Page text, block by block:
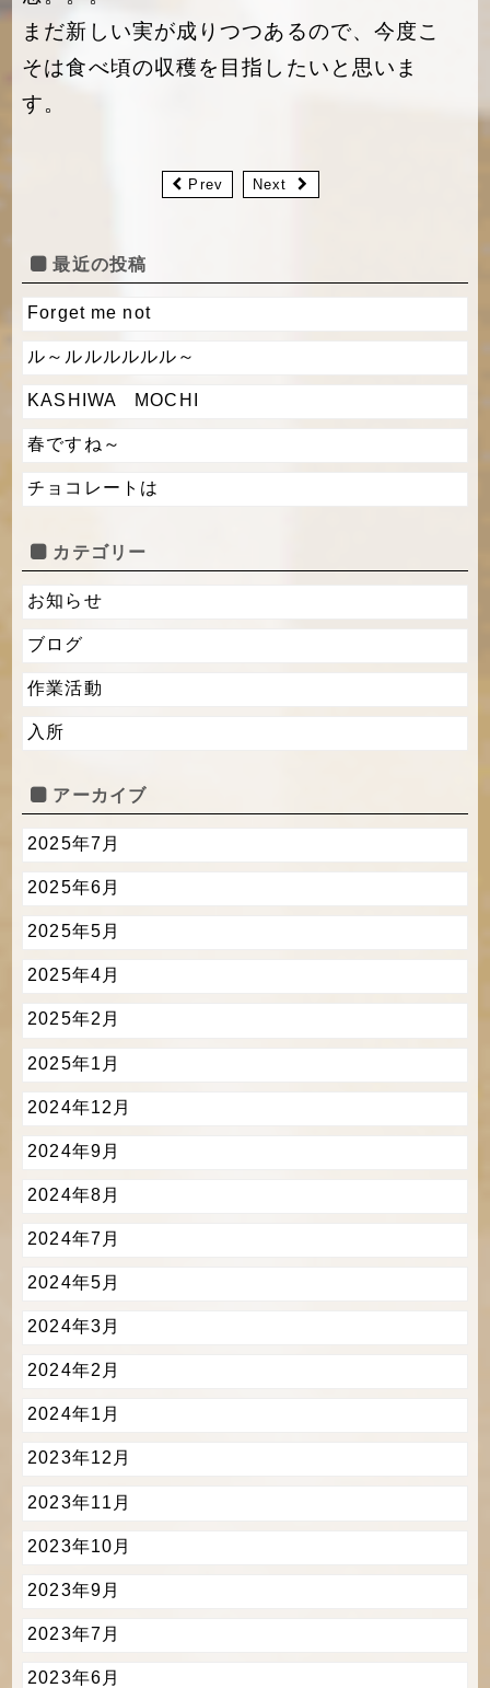
まだ新しい実が成りつつあるので、今度こ
そは食べ頃の収穫を目指したいと思いま
す。
Prev Next
最近の投稿
Forget me not
ル～ルルルルルル～
KASHIWA MOCHI
春ですね～
チョコレートは
カテゴリー
お知らせ
ブログ
作業活動
入所
アーカイブ
2025年7月
2025年6月
2025年5月
2025年4月
2025年2月
2025年1月
2024年12月
2024年9月
2024年8月
2024年7月
2024年5月
2024年3月
2024年2月
2024年1月
2023年12月
2023年11月
2023年10月
2023年9月
2023年7月
2023年6月